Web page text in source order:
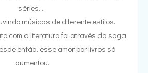
séries....
músicas de diferente estilos.
com a literatura foi através da saga
então, esse amor por livros só
aumentou.